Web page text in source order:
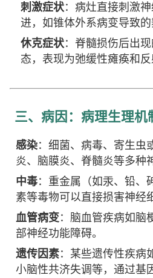
刺激症状：病灶直接刺激
进，如锥体外系病变导致的
休克症状：脊髓损伤后出
态，表现为弛缓性瘫痪和反
三、病因：病理生理机
感染：细菌、病毒、寄生虫
炎、脑膜炎、脊髓炎等多种
中毒：重金属（如汞、铅、
素等毒物可以直接损害神经
血管病变：脑血管疾病如脑
部神经功能障碍。
遗传因素：某些遗传性疾病
小脑性共济失调等，通过基